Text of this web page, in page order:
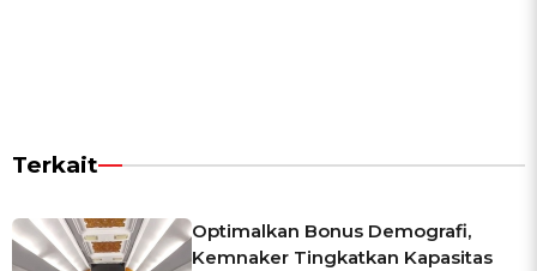
Terkait
Optimalkan Bonus Demografi,
Kemnaker Tingkatkan Kapasitas